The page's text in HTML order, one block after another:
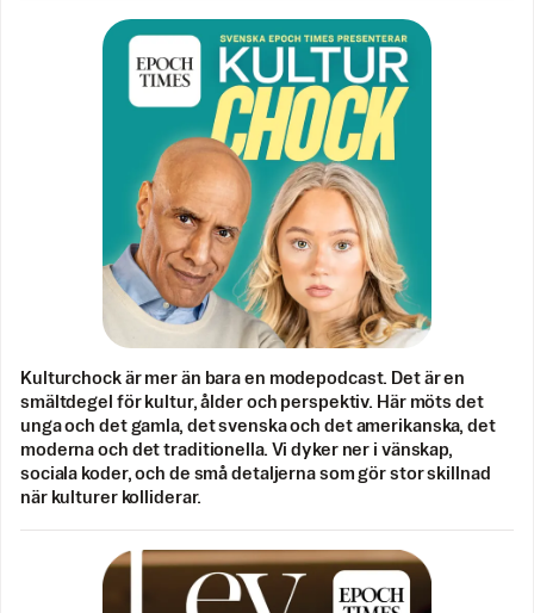
Kulturchock är mer än bara en modepodcast. Det är en
smältdegel för kultur, ålder och perspektiv. Här möts det
unga och det gamla, det svenska och det amerikanska, det
moderna och det traditionella. Vi dyker ner i vänskap,
sociala koder, och de små detaljerna som gör stor skillnad
när kulturer kolliderar.